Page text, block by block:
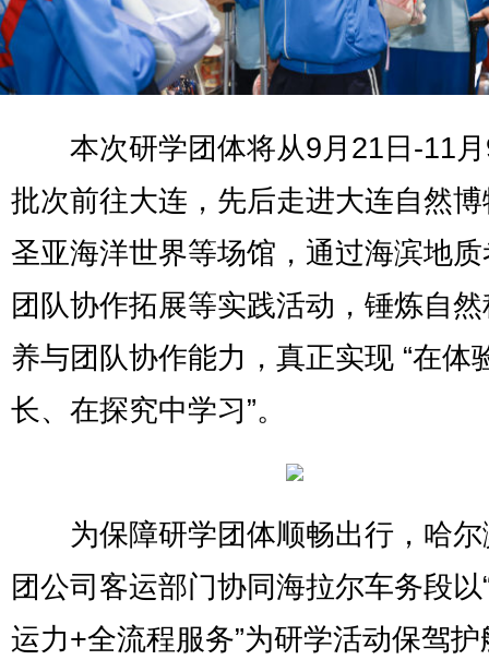
本次研学团体将从9月21日-11月
批次前往大连，先后走进大连自然
圣亚海洋世界等场馆，通过海滨地
团队协作拓展等实践活动，锤炼自
养与团队协作能力，真正实现 “在体
长、在探究中学习”。
为保障研学团体顺畅出行，哈尔
团公司客运部门协同海拉尔车务段以
运力+全流程服务”为研学活动保驾护